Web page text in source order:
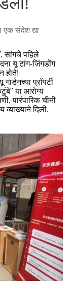
एक संदेश द्या
सांगचे पहिले
यू टांग-जिंगडोंग
होते!
प्रॉपर्टी
या आरोग्य
पारंपारिक चीनी
दिली.